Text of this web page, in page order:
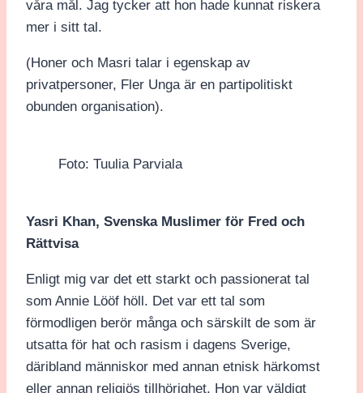
våra mål. Jag tycker att hon hade kunnat riskera
mer i sitt tal.
(Honer och Masri talar i egenskap av
privatpersoner, Fler Unga är en partipolitiskt
obunden organisation).
Foto: Tuulia Parviala
Yasri Khan, Svenska Muslimer för Fred och
Rättvisa
Enligt mig var det ett starkt och passionerat tal
som Annie Lööf höll. Det var ett tal som
förmodligen berör många och särskilt de som är
utsatta för hat och rasism i dagens Sverige,
däribland människor med annan etnisk härkomst
eller annan religiös tillhörighet. Hon var väldigt